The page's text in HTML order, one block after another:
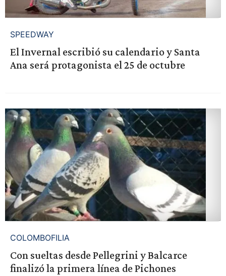
SPEEDWAY
El Invernal escribió su calendario y Santa
Ana será protagonista el 25 de octubre
COLOMBOFILIA
Con sueltas desde Pellegrini y Balcarce
finalizó la primera línea de Pichones